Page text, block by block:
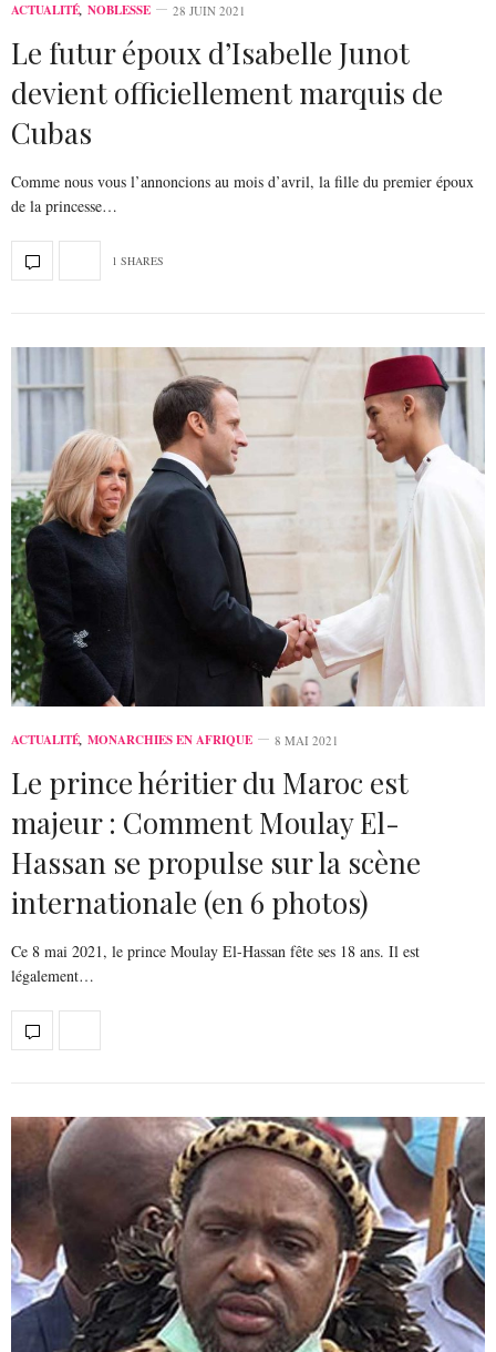
ACTUALITÉ, NOBLESSE 28 JUIN 2021
Le futur époux d’Isabelle Junot
devient officiellement marquis de
Cubas
Comme nous vous l’annoncions au mois d’avril, la fille du premier époux
de la princesse…
1 SHARES
ACTUALITÉ, MONARCHIES EN AFRIQUE 8 MAI 2021
Le prince héritier du Maroc est
majeur : Comment Moulay El-
Hassan se propulse sur la scène
internationale (en 6 photos)
Ce 8 mai 2021, le prince Moulay El-Hassan fête ses 18 ans. Il est
légalement…